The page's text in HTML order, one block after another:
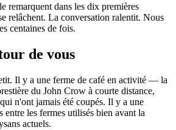
remarquent dans les dix premières
relâchent. La conversation ralentit. Nous
centaines de fois.
de vous
Il y a une ferme de café en activité — la
du John Crow à courte distance,
n'ont jamais été coupés. Il y a une
entre les fermes utilisés bien avant la
actuels.